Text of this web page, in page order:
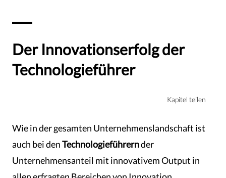
Der Innovationserfolg der
Technologieführer
Kapitel teilen
Wie in der gesamten Unternehmenslandschaft ist
auch bei denTechnologieführernder
Unternehmensanteil mit innovativem Output in